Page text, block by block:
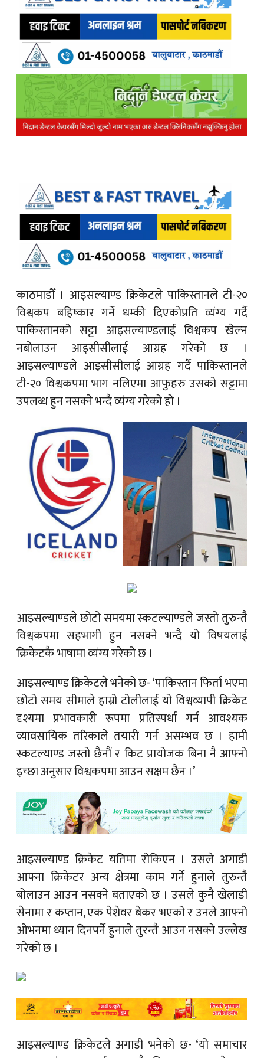
काठमाडौँ । आइसल्याण्ड क्रिकेटले पाकिस्तानले टी-२०
विश्वकप बहिष्कार गर्ने धम्की दिएकोप्रति व्यंग्य गर्दै
पाकिस्तानको सट्टा आइसल्याण्डलाई विश्वकप खेल्न
नबोलाउन आइसीसीलाई आग्रह गरेको छ ।
आइसल्याण्डले आइसीसीलाई आग्रह गर्दै पाकिस्तानले
टी-२० विश्वकपमा भाग नलिएमा आफुहरु उसको सट्टामा
उपलब्ध हुन नसक्ने भन्दै व्यंग्य गरेको हो ।
आइसल्याण्डले छोटो समयमा स्कटल्याण्डले जस्तो तुरुन्तै
विश्वकपमा सहभागी हुन नसक्ने भन्दै यो विषयलाई
क्रिकेटकै भाषामा व्यंग्य गरेको छ ।
आइसल्याण्ड क्रिकेटले भनेको छ- ‘पाकिस्तान फिर्ता भएमा
छोटो समय सीमाले हाम्रो टोलीलाई यो विश्वव्यापी क्रिकेट
दृश्यमा प्रभावकारी रूपमा प्रतिस्पर्धा गर्न आवश्यक
व्यावसायिक तरिकाले तयारी गर्न असम्भव छ । हामी
स्कटल्याण्ड जस्तो छैनौं र किट प्रायोजक बिना नै आफ्नो
इच्छा अनुसार विश्वकपमा आउन सक्षम छैन ।’
आइसल्याण्ड क्रिकेट यतिमा रोकिएन । उसले अगाडी
आफ्ना क्रिकेटर अन्य क्षेत्रमा काम गर्ने हुनाले तुरुन्तै
बोलाउन आउन नसक्ने बताएको छ । उसले कुनै खेलाडी
सेनामा र कप्तान, एक पेशेवर बेकर भएको र उनले आफ्नो
ओभनमा ध्यान दिनपर्ने हुनाले तुरन्तै आउन नसक्ने उल्लेख
गरेको छ ।
आइसल्याण्ड क्रिकेटले अगाडी भनेको छ- ‘यो समाचार